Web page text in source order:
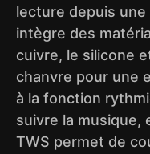
lecture depuis
intègre des
cuivre, le silicone
chanvre pour une
à la fonction
suivre la musique,
TWS permet de